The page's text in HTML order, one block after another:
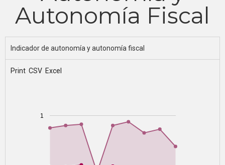
Autonomía Fiscal
Indicador de autonomía y autonomía fiscal
Print CSV Excel
1